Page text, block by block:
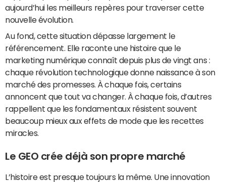
aujourd’hui les meilleurs repères pour traverser cette
nouvelle évolution.
Au fond, cette situation dépasse largement le
référencement. Elle raconte une histoire que le
marketing numérique connaît depuis plus de vingt ans :
chaque révolution technologique donne naissance à son
marché des promesses. À chaque fois, certains
annoncent que tout va changer. À chaque fois, d’autres
rappellent que les fondamentaux résistent souvent
beaucoup mieux aux effets de mode que les recettes
miracles.
Le GEO crée déjà son propre marché
L’histoire est presque toujours la même. Une innovation